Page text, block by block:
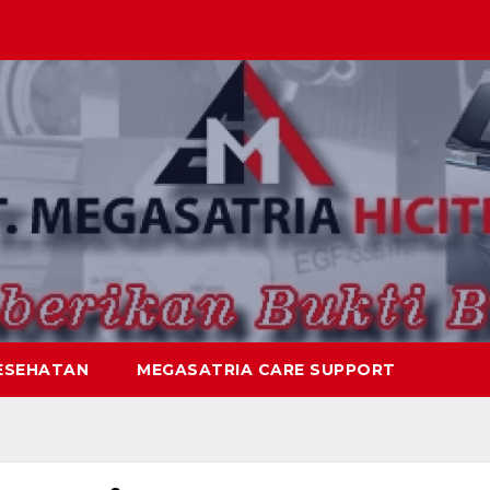
MEGASATRIA CARE SUPPORT